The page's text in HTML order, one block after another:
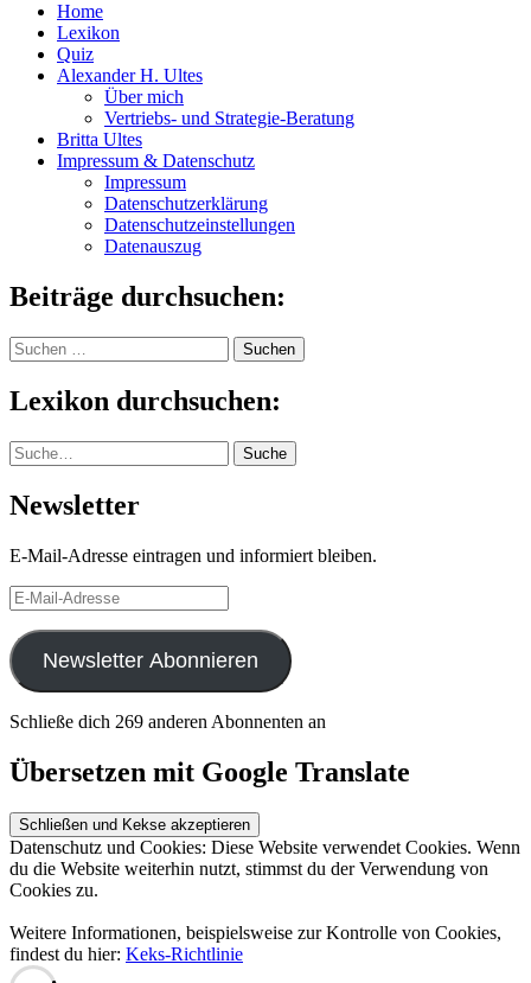
Home
Lexikon
Quiz
Alexander H. Ultes
Über mich
Vertriebs- und Strategie-Beratung
Britta Ultes
Impressum & Datenschutz
Impressum
Datenschutzerklärung
Datenschutzeinstellungen
Datenauszug
Beiträge durchsuchen:
Suchen
nach:
Lexikon durchsuchen:
Suche Suche
Newsletter
E-Mail-Adresse eintragen und informiert bleiben.
E-
Mail-
Adresse
Newsletter Abonnieren
Schließe dich 269 anderen Abonnenten an
Übersetzen mit Google Translate
Datenschutz und Cookies: Diese Website verwendet Cookies. Wenn
du die Website weiterhin nutzt, stimmst du der Verwendung von
Cookies zu.
Weitere Informationen, beispielsweise zur Kontrolle von Cookies,
findest du hier: Keks-Richtlinie